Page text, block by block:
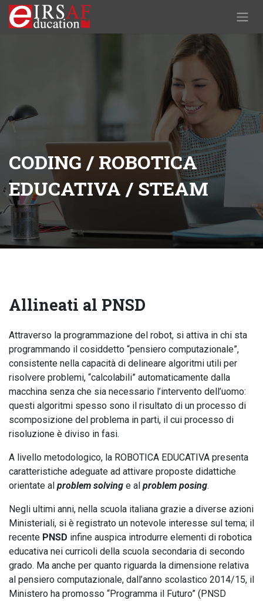
Passa al contenuto
CODING / ROBOTICA
EDUCATIVA / STEAM
Allineati al PNSD
Attraverso la programmazione del robot, si attiva in chi sta
programmando il cosiddetto “pensiero computazionale”,
consistente nella capacità di delineare algoritmi utili per
risolvere problemi, “calcolabili” automaticamente dalla
macchina senza che sia necessario l’intervento dell’uomo:
questi algoritmi spesso sono il risultato di un processo di
scomposizione del problema in parti, il cui processo di
risoluzione è diviso in fasi.
A livello metodologico, la ROBOTICA EDUCATIVA presenta
caratteristiche adeguate ad attivare proposte didattiche
orientate al problem solving e al problem posing.
Negli ultimi anni, nella scuola italiana grazie a diverse azioni
Ministeriali, si è registrato un notevole interesse sul tema; il
recente PNSD infine auspica introdurre elementi di robotica
educativa nei curricoli della scuola secondaria di secondo
grado. Ma anche per quanto riguarda la dimensione relativa
al pensiero computazionale, dall’anno scolastico 2014/15, il
Ministero ha promosso “Programma il Futuro” (PNSD